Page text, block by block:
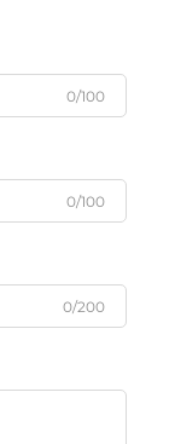
0/100
0/100
0/200